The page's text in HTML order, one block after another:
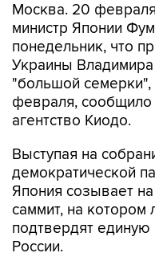
Москва. 20
министр Японии
понедельник, что
Украины
"большой
февраля,
агентство Киодо.
Выступая на
демократической
Япония созывает
саммит, на котором
подтвердят
России.